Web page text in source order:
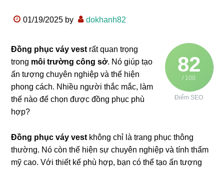
01/19/2025 by dokhanh82
82
/ 100
Điểm SEO
Đồng phục váy vest rất quan trọng
trong môi trường công sở. Nó giúp tạo
ấn tượng chuyên nghiệp và thể hiện
phong cách. Nhiều người thắc mắc, làm
thế nào để chọn được đồng phục phù
hợp?
Đồng phục váy vest không chỉ là trang phục thông
thường. Nó còn thể hiện sự chuyên nghiệp và tính thẩm
mỹ cao. Với thiết kế phù hợp, bạn có thể tạo ấn tượng